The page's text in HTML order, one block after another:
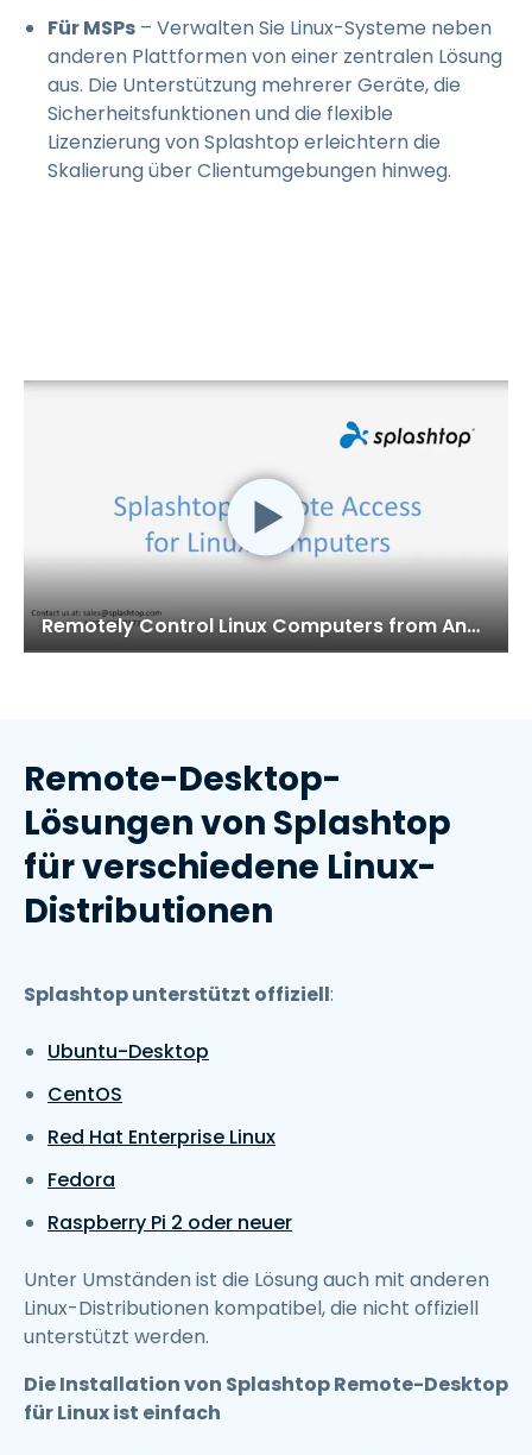
Für MSPs – Verwalten Sie Linux-Systeme neben
anderen Plattformen von einer zentralen Lösung
aus. Die Unterstützung mehrerer Geräte, die
Sicherheitsfunktionen und die flexible
Lizenzierung von Splashtop erleichtern die
Skalierung über Clientumgebungen hinweg.
Remotely Control Linux Computers from Anywhere
Remote-Desktop-
Lösungen von Splashtop
für verschiedene Linux-
Distributionen
Splashtop unterstützt offiziell:
Ubuntu-Desktop
CentOS
Red Hat Enterprise Linux
Fedora
Raspberry Pi 2 oder neuer
Unter Umständen ist die Lösung auch mit anderen
Linux-Distributionen kompatibel, die nicht offiziell
unterstützt werden.
Die Installation von Splashtop Remote-Desktop
für Linux ist einfach